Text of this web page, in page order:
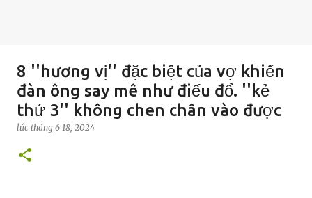
8 ''hương vị'' đặc biệt của vợ khiến
đàn ông say mê như điếu đổ. ''kẻ
thứ 3'' không chen chân vào được
lúc tháng 6 18, 2024